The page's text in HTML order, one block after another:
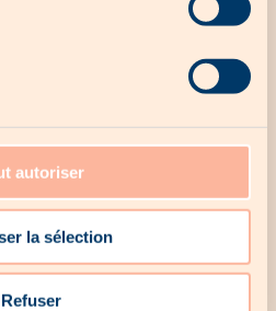
autoriser
la sélection
Refuser
de l’amitié : les
offrir à son ou sa
internationale de l’amitié ! Il